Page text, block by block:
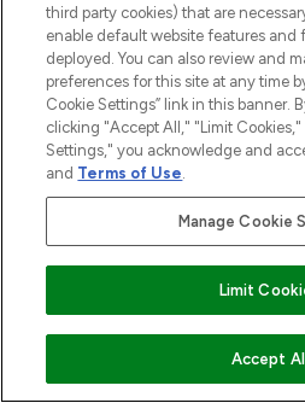
ZUM
third party cookies) that are
enable default website features and
deployed. You can also review and
preferences for this site at any time
Cookie Settings” link in this banner.
clicking "Accept All," "Limit
Settings," you acknowledge and
and Terms of Use.
Manage Cookie
Limit
Accept All